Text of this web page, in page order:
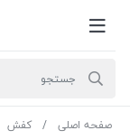
صفحه اصلی کفش